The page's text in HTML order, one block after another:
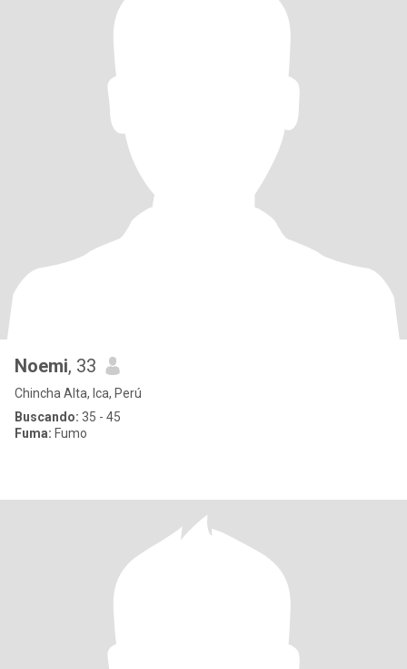
Noemi, 33
Chincha Alta, Ica, Perú
Buscando: 35 - 45
Fuma: Fumo